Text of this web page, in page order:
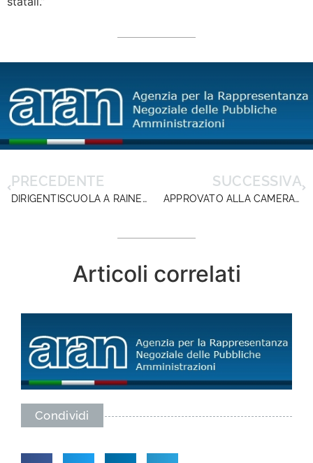
PRECEDENTE
DIRIGENTISCUOLA A RAINEWS 24 : LA FESTA DELLA REPUBBLICA OCCASIONE PER RIFLETTERE SULLA COMPLESSITA’ DEL RUOLO DIRIGENZIALE
SUCCESSIVA
APPROVATO ALLA CAMERA IL DL 45/2025: MANCATE RISPOSTE SULLA DIRIGENZA SCOLASTICA
Articoli correlati
Condividi